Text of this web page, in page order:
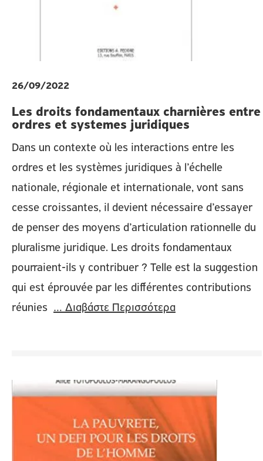
26/09/2022
Les droits fondamentaux charnières entre
ordres et systemes juridiques
Dans un contexte où les interactions entre les
ordres et les systèmes juridiques à l’échelle
nationale, régionale et internationale, vont sans
cesse croissantes, il devient nécessaire d’essayer
de penser des moyens d’articulation rationnelle du
pluralisme juridique. Les droits fondamentaux
pourraient-ils y contribuer ? Telle est la suggestion
qui est éprouvée par les différentes contributions
réunies … Διαβάστε Περισσότερα